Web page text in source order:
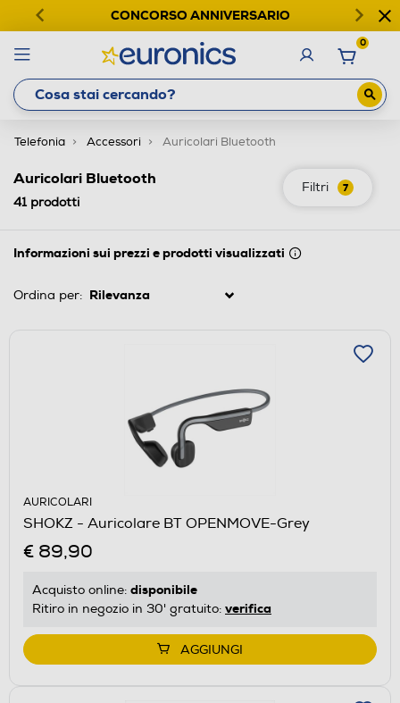
CONCORSO ANNIVERSARIO
0
Telefonia Accessori Auricolari Bluetooth
Filtri 7
Auricolari Bluetooth
41prodotti
Informazioni sui prezzi e prodotti visualizzati
Ordina per:
AURICOLARI
SHOKZ - Auricolare BT OPENMOVE-Grey
€ 89,90
Acquisto online: disponibile
Ritiro in negozio in 30' gratuito: verifica
AGGIUNGI